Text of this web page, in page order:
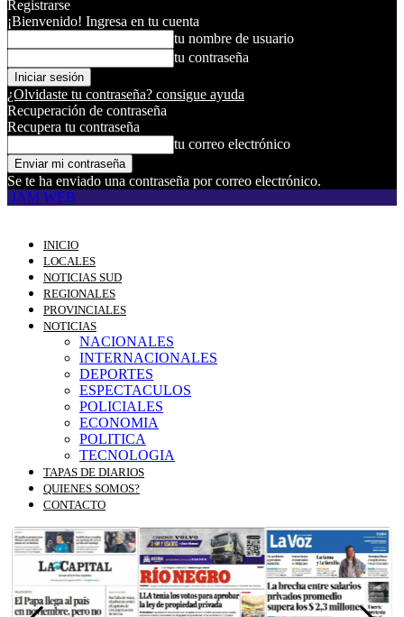
Registrarse
¡Bienvenido! Ingresa en tu cuenta
tu nombre de usuario
tu contraseña
¿Olvidaste tu contraseña? consigue ayuda
Recuperación de contraseña
Recupera tu contraseña
tu correo electrónico
Se te ha enviado una contraseña por correo electrónico.
JAM WEB
INICIO
LOCALES
NOTICIAS SUD
REGIONALES
PROVINCIALES
NOTICIAS
NACIONALES
INTERNACIONALES
DEPORTES
ESPECTACULOS
POLICIALES
ECONOMIA
POLITICA
TECNOLOGIA
TAPAS DE DIARIOS
QUIENES SOMOS?
CONTACTO